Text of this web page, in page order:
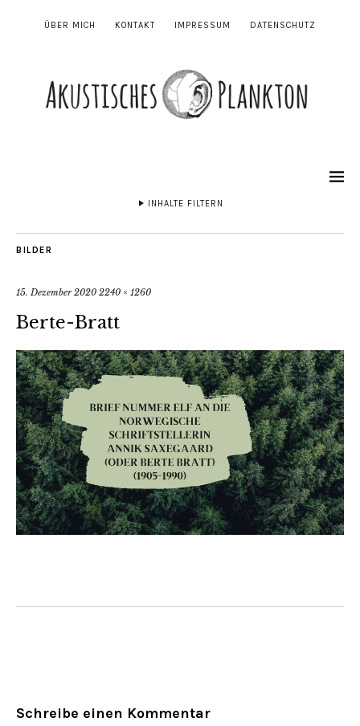
ÜBER MICH KONTAKT IMPRESSUM DATENSCHUTZ
INHALTE FILTERN
BILDER
15. Dezember 2020 2240 × 1260
Berte-Bratt
Schreibe einen Kommentar